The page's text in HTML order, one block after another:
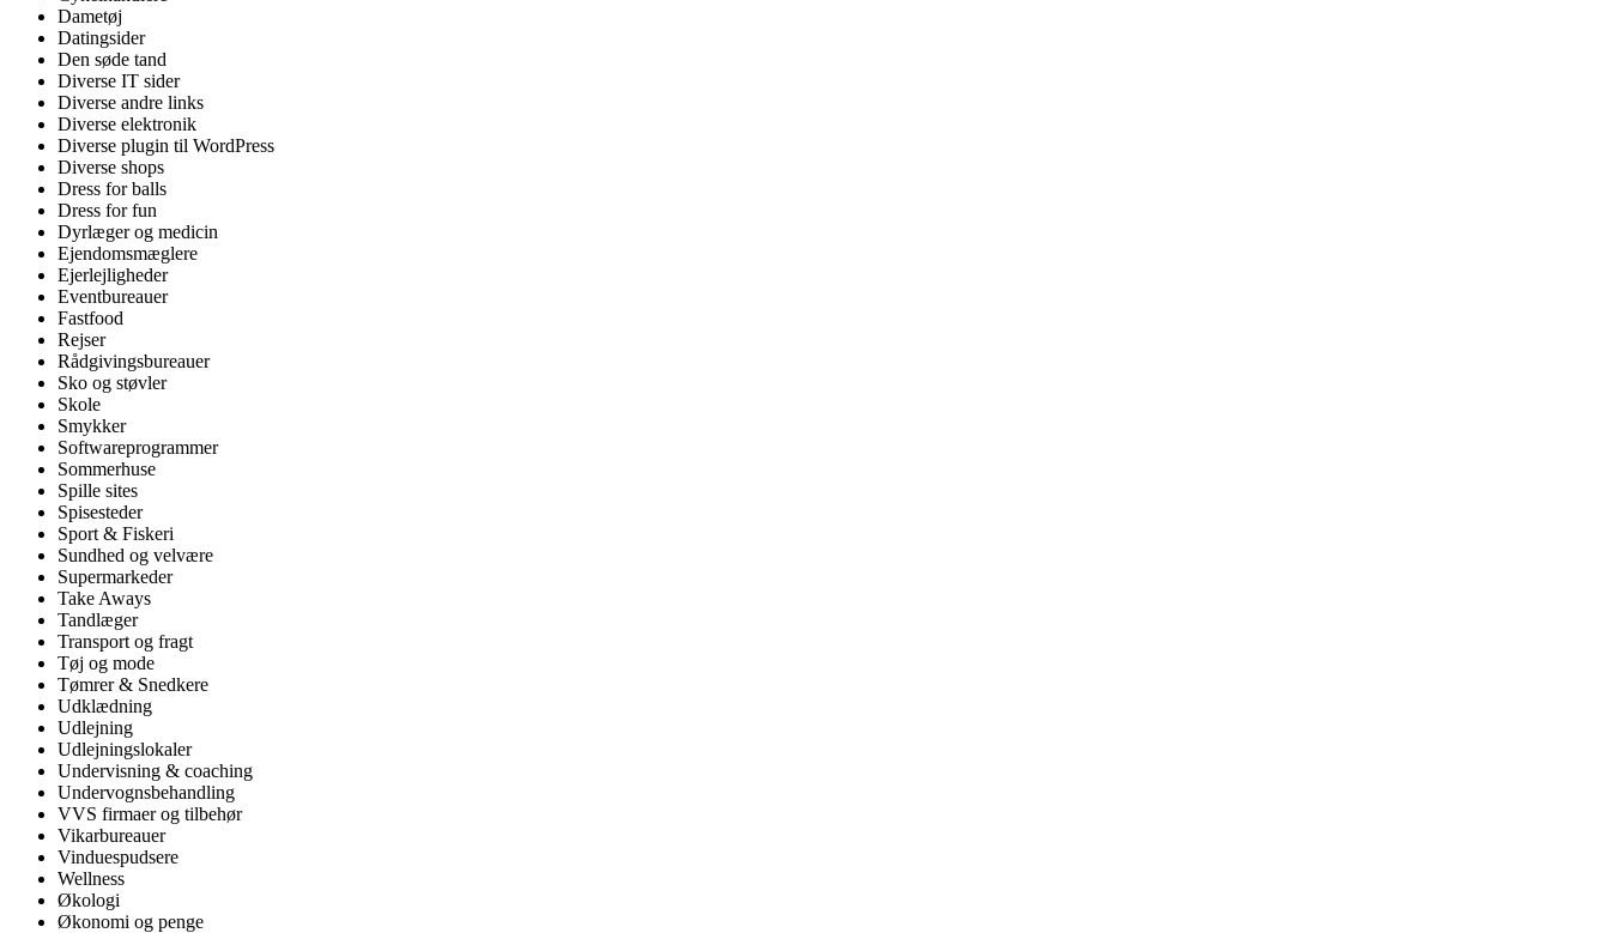
Dametøj
Datingsider
Den søde tand
Diverse IT sider
Diverse andre links
Diverse elektronik
Diverse plugin til WordPress
Diverse shops
Dress for balls
Dress for fun
Dyrlæger og medicin
Ejendomsmæglere
Ejerlejligheder
Eventbureauer
Fastfood
Rejser
Rådgivingsbureauer
Sko og støvler
Skole
Smykker
Softwareprogrammer
Sommerhuse
Spille sites
Spisesteder
Sport & Fiskeri
Sundhed og velvære
Supermarkeder
Take Aways
Tandlæger
Transport og fragt
Tøj og mode
Tømrer & Snedkere
Udklædning
Udlejning
Udlejningslokaler
Undervisning & coaching
Undervognsbehandling
VVS firmaer og tilbehør
Vikarbureauer
Vinduespudsere
Wellness
Økologi
Økonomi og penge